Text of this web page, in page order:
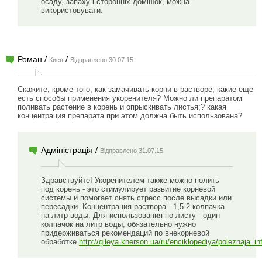
використовувати.
Роман / Киев / Відправлено 30.07.15
Скажите, кроме того, как замачивать корни в растворе, какие еще
есть способы применения укоренителя? Можно ли препаратом
поливать растение в корень и опрыскивать листья;? какая
концентрация препарата при этом должна быть использована?
Адміністрація / Відправлено 31.07.15
Здравствуйте! Укоренителем также можно полить
под корень - это стимулирует развитие корневой
системы и помогает снять стресс после высадки или
пересадки. Концентрация раствора - 1,5-2 колпачка
на литр воды. Для использования по листу - один
колпачок на литр воды, обязательно нужно
придерживаться рекомендаций по внекорневой
обработке http://gileya.kherson.ua/ru/enciklopediya/